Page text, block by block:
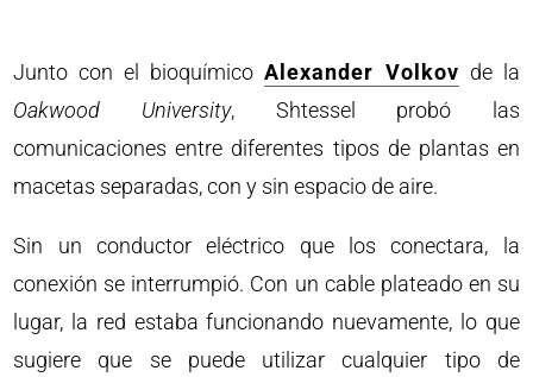
Junto con el bioquímico Alexander Volkov de la
Oakwood University, Shtessel probó las
comunicaciones entre diferentes tipos de plantas en
macetas separadas, con y sin espacio de aire.
Sin un conductor eléctrico que los conectara, la
conexión se interrumpió. Con un cable plateado en su
lugar, la red estaba funcionando nuevamente, lo que
sugiere que se puede utilizar cualquier tipo de